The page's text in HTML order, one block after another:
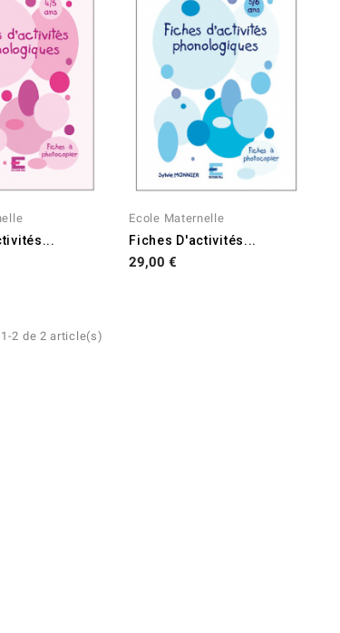
Ecole Maternelle
Fiches D'activités...
Prix
29,00 €
2 de 2 article(s)